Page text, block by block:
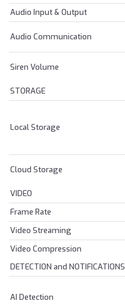
Audio Input & Output
Audio Communication
Siren Volume
STORAGE
Local Storage
Cloud Storage
VIDEO
Frame Rate
Video Streaming
Video Compression
DETECTION and NOTIFICATIONS
AI Detection